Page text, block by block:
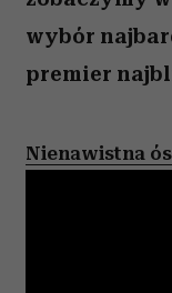
wybór
premier
Nienawistna